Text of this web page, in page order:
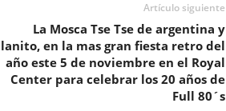
Artículo siguiente
La Mosca Tse Tse de argentina y
en la mas gran fiesta retro del
año este 5 de noviembre en el Royal
Center para celebrar los 20 años de
Full 80´s